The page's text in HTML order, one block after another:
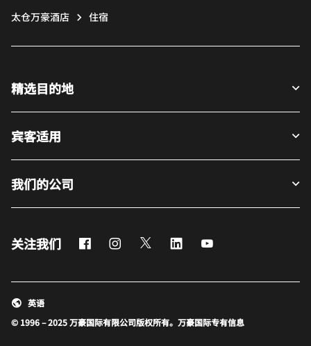
太仓万豪酒店 住宿
精选目的地
宾客适用
我们的公司
关注我们 FacebookInstagram
Twitter LinkedIn
© 1996 – 2025 万豪国际有限公司版权所有。万豪国际专有信息
英语